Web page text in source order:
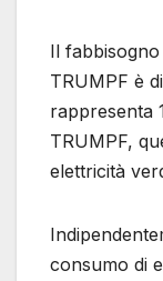
Il
TRUMPF è
rappresenta
TRUMPF,
elettricità
consumo di